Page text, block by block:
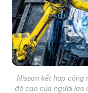
Nissan kết hợp công
độ cao của người lao